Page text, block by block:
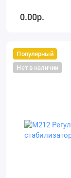
0.00р.
Популярный
Нет в наличии